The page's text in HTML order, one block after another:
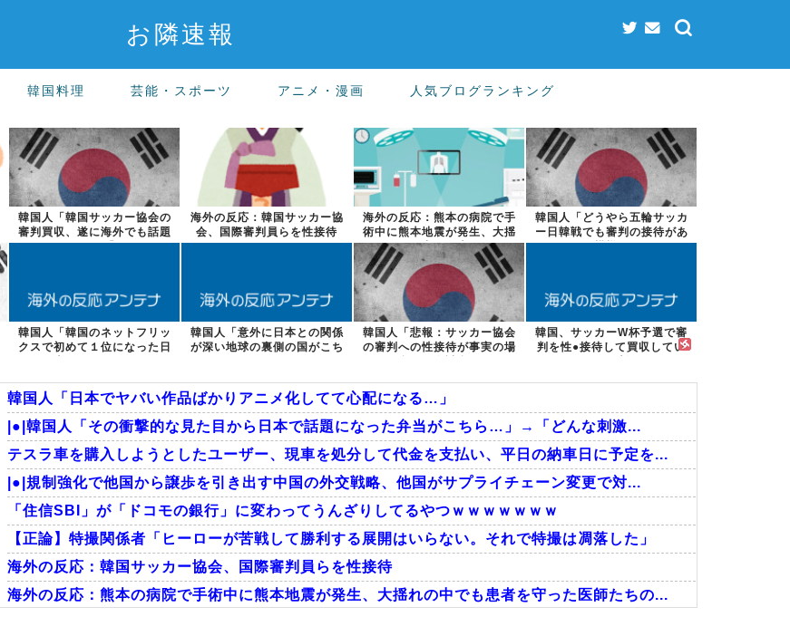
お隣速報
韓国料理 芸能・スポーツ アニメ・漫画 人気ブログランキング
韓国人「韓国サッカー協会の
審判買収、遂に海外でも話題
に…」→「2...
海外の反応：韓国サッカー協
会、国際審判員らを性接待
海外の反応：熊本の病院で手
術中に熊本地震が発生、大揺
れの中でも患...
韓国人「どうやら五輪サッカ
ー日韓戦でも審判の接待があ
った模様…」...
韓国人「韓国のネットフリッ
クスで初めて１位になった日
韓国人「意外に日本との関係
が深い地球の裏側の国がこち
韓国人「悲報：サッカー協会
の審判への性接待が事実の場
韓国、サッカーW杯予選で審
判を性●接待して買収してい
韓国人「日本でヤバい作品ばかりアニメ化してて心配になる…」
|●|韓国人「その衝撃的な見た目から日本で話題になった弁当がこちら…」→「どんな刺激...
テスラ車を購入しようとしたユーザー、現車を処分して代金を支払い、平日の納車日に予定を...
|●|規制強化で他国から譲歩を引き出す中国の外交戦略、他国がサプライチェーン変更で対...
「住信SBI」が「ドコモの銀行」に変わってうんざりしてるやつｗｗｗｗｗｗｗ
【正論】特撮関係者「ヒーローが苦戦して勝利する展開はいらない。それで特撮は凋落した」
海外の反応：韓国サッカー協会、国際審判員らを性接待
海外の反応：熊本の病院で手術中に熊本地震が発生、大揺れの中でも患者を守った医師たちの...